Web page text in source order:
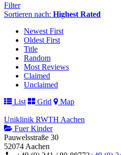
Filter
Sortieren nach: Highest Rated
Newest First
Oldest First
Title
Random
Most Reviews
Claimed
Unclaimed
List
Grid Map
Uniklinik RWTH Aachen
Fuer Kinder
Pauwelsstraße 30
52074 Aachen